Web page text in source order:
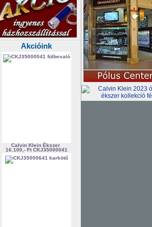
Akcióink
Calvin Klein Ékszer
16.100,- Ft CKJ35000041